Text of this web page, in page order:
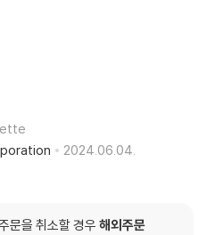
2024.06.04.
문을 취소할 경우 해외주문